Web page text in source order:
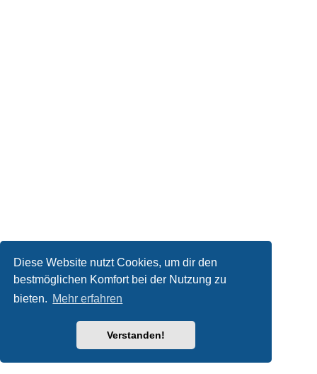
Diese Website nutzt Cookies, um dir den
bestmöglichen Komfort bei der Nutzung zu
bieten. Mehr erfahren
Verstanden!